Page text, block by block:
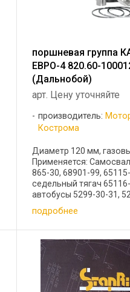
поршневая группа
ЕВРО-4 820.60-
(Дальнобой)
арт. Цену уточняйте
производитель:
Кострома
Диаметр 120 мм,
Применяется:
865-30, 68901-99,
седельный тягач
автобусы 5299-30-31,
самосвалы 658901-05
КАМАЗ-43118), 65115-
подробнее